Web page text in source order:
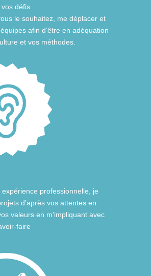
défis.
le souhaitez, me déplacer et
afin d’être en adéquation
et vos méthodes.
professionnelle, je
d’après vos attentes en
valeurs en m’impliquant avec
faire